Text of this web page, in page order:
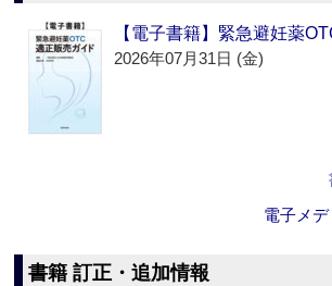
【電子書籍】緊急避妊薬
2026年07月31日 (金)
電子メ
書籍 訂正・追加情報